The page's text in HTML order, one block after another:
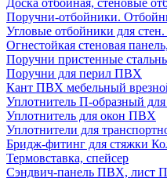
Доска отбойная, стеновые
Поручни-отбойники.
Угловые отбойники для
Огнестойкая стеновая
Поручни пристенные
Поручни для перил ПВХ
Кант ПВХ мебельный
Уплотнитель П-образный
Уплотнитель для окон ПВХ
Уплотнители для
Бридж-фитинг для стяжки
Термовставка, спейсер
Сэндвич-панель ПВХ, лист